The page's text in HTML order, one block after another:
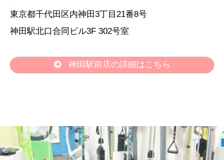
東京都千代田区内神田3丁目21番8号
神田駅北口合同ビル3F 302号室
神田駅前店の詳細はこちら